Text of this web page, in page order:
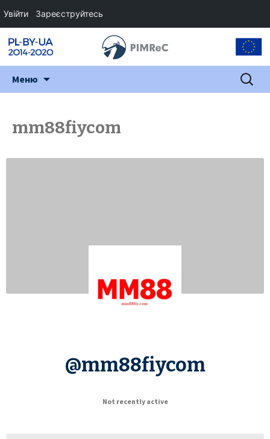
Меню Пошук:
mm88fiycom
@mm88fiycom
Not recently active
Увійти Зареєструйтесь